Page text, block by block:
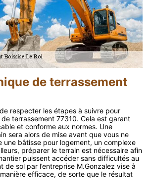
de terrassement
respecter les étapes à suivre pour
terrassement 77310. Cela est garant
et conforme aux normes. Une
sera alors de mise avant que vous ne
une bâtisse pour logement, un complexe
préparer le terrain est nécessaire afin
puissent accéder sans difficultés au
de sol par l’entreprise M.Gonzalez vise à
efficace, de sorte que le résultat